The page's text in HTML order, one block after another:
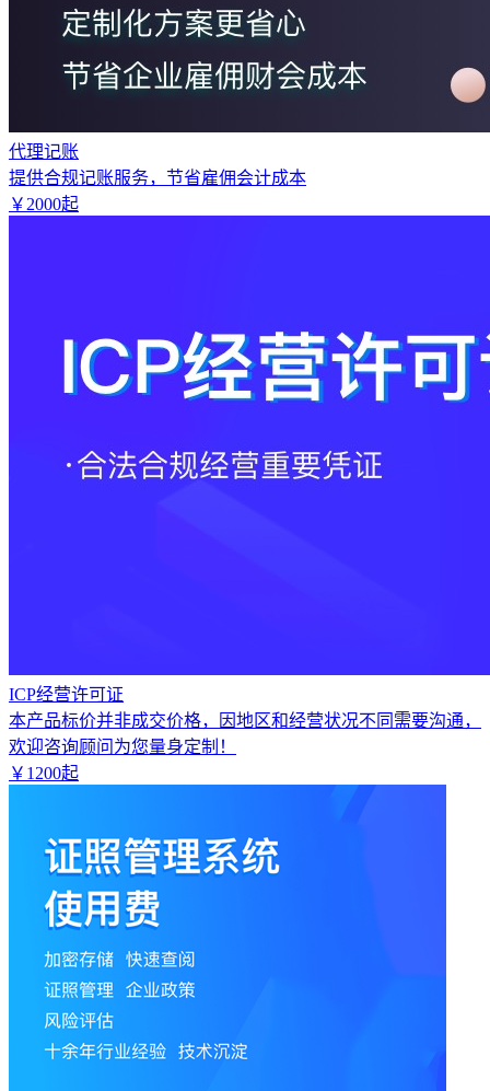
代理记账
提供合规记账服务，节省雇佣会计成本
￥ 2000起
ICP经营许可证
本产品标价并非成交价格，因地区和经营状况不同需要沟通，
欢迎咨询顾问为您量身定制！
￥ 1200起